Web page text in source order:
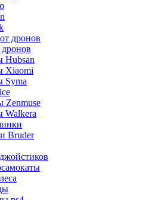
дронов
Hubsan
Xiaomi
Syma
Zenmuse
Walkera
Bruder